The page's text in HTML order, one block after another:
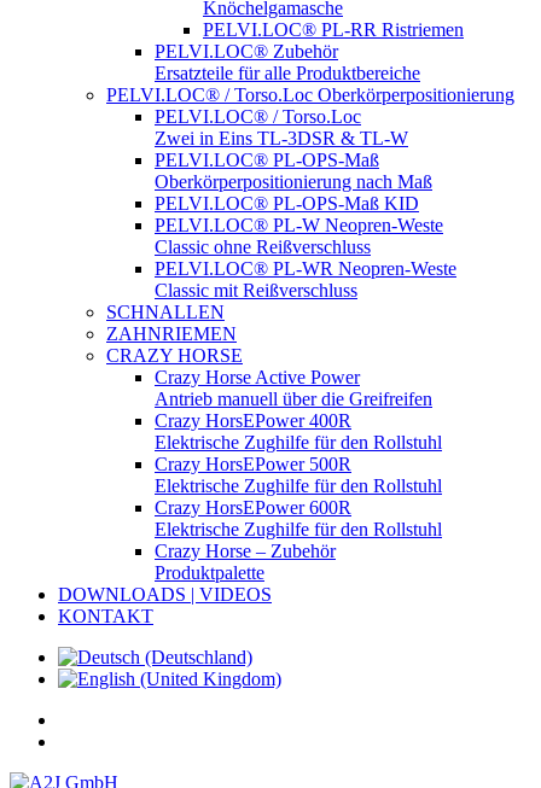
Knöchelgamasche
PELVI.LOC® PL-RR Ristriemen
PELVI.LOC® Zubehör
Ersatzteile für alle Produktbereiche
PELVI.LOC® / Torso.Loc Oberkörperpositionierung
PELVI.LOC® / Torso.Loc
Zwei in Eins TL-3DSR & TL-W
PELVI.LOC® PL-OPS-Maß
Oberkörperpositionierung nach Maß
PELVI.LOC® PL-OPS-Maß KID
PELVI.LOC® PL-W Neopren-Weste
Classic ohne Reißverschluss
PELVI.LOC® PL-WR Neopren-Weste
Classic mit Reißverschluss
SCHNALLEN
ZAHNRIEMEN
CRAZY HORSE
Crazy Horse Active Power
Antrieb manuell über die Greifreifen
Crazy HorsEPower 400R
Elektrische Zughilfe für den Rollstuhl
Crazy HorsEPower 500R
Elektrische Zughilfe für den Rollstuhl
Crazy HorsEPower 600R
Elektrische Zughilfe für den Rollstuhl
Crazy Horse – Zubehör
Produktpalette
DOWNLOADS | VIDEOS
KONTAKT